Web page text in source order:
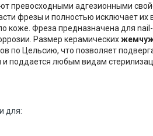
превосходными адгезионными
фрезы и полностью исключает их
коже. Фреза предназначена для
Размер керамических
по Цельсию, что позволяет
поддается любым видам
для: